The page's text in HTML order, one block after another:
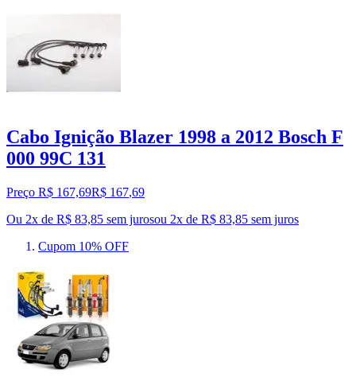
Cabo Ignição Blazer 1998 a 2012 Bosch F
000 99C 131
Preço R$ 167,69R$ 167,69
Ou 2x de R$ 83,85 sem jurosou 2x de R$ 83,85 sem juros
Cupom 10% OFF